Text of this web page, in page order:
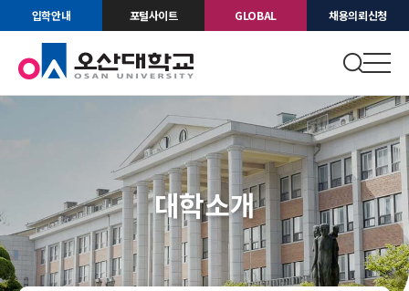
입학안내 포털사이트 GLOBAL 채용의뢰신청
대학소개